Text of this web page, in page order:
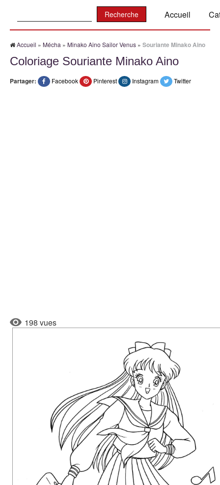
Accueil
Accueil » Mécha » Minako Aino Sailor Venus » Souriante Minako Aino
Coloriage Souriante Minako Aino
Partager: Facebook Pinterest Instagram Twitter
198 vues